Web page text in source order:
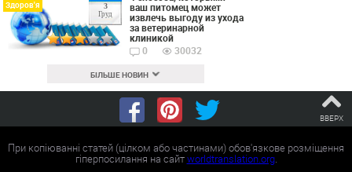
3
Груд
Здоров'я
ваш питомец может
извлечь выгоду из ухода
за ветеринарной
клиникой
0
30032
БІЛЬШЕ НОВИН
ВВЕРХ
При копіюванні статей (цілком або частинами) обов'язкове розміщення
гіперпосилання на сайтworldtranslation.org.